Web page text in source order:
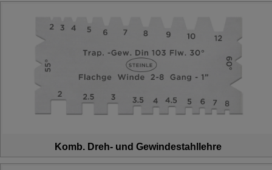
Komb. Dreh- und Gewindestahllehre